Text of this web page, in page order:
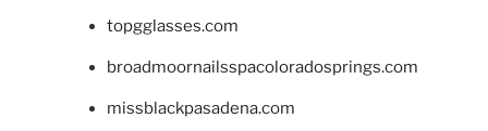
topgglasses.com
broadmoornailsspacoloradosprings.com
missblackpasadena.com